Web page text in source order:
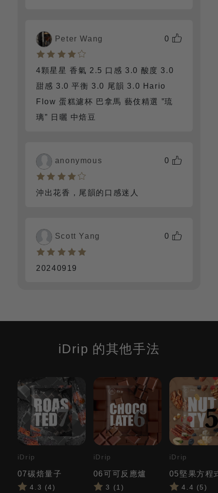
0
Peter Wang
4顆星星 香氣 2.5 口感 3.0 酸度 3.0
甜感 3.0 平衡 3.0 尾韻 3.0 Hario
Flow 蛋糕濾杯 巴拿馬 藝伎精選 ”琉
璃” 日曬 中焙豆
0
anonymous
沖出花香，尾韻的口感迷人
0
Scott Yang
20240919
iDrip 的其他手法
iDrip
07碳焙量子
4.3 (4)
iDrip
06可可反應爐
3 (1)
iDrip
05堅果方程
4.4 (5)